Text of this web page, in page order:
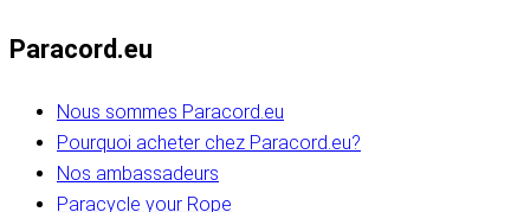
Paracord.eu
Nous sommes Paracord.eu
Pourquoi acheter chez Paracord.eu?
Nos ambassadeurs
Paracycle your Rope